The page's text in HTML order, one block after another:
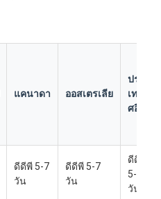
แคนาดา ออสเตรเลีย
ประ
เท
ศอื่นๆ
ดีดีพี 5-7
วัน
ดีดีพี 5-7
วัน
ดีดีพี
5-7
วัน